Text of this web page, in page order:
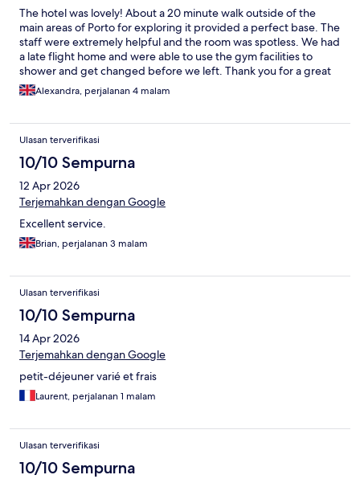
The hotel was lovely! About a 20 minute walk outside of the
main areas of Porto for exploring it provided a perfect base. The
staff were extremely helpful and the room was spotless. We had
a late flight home and were able to use the gym facilities to
shower and get changed before we left. Thank you for a great
stay!Alexandra, perjalanan 4 malam
Ulasan terverifikasi
10/10 Sempurna
12 Apr 2026
Terjemahkan dengan Google
Excellent service.
Brian, perjalanan 3 malam
Ulasan terverifikasi
10/10 Sempurna
14 Apr 2026
Terjemahkan dengan Google
petit-déjeuner varié et frais
Laurent, perjalanan 1 malam
Ulasan terverifikasi
10/10 Sempurna